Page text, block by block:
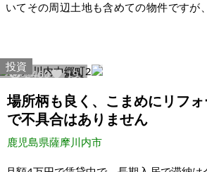
いてその周辺土地も含めての物件ですが
ります。活用するためには伐採、伐根
全部で11筆、一部農地が含まれますがす
済です。また、埋蔵物文化財包蔵地も一
質を変更する場合は届け出が必要になり
部に鹿児島県による地上権が設定されて
構造物を設置する場合は協議が必要に
2460 19
投資
場所柄も良く、こまめにリフ
で不具合はありません
鹿児島県薩摩川内市